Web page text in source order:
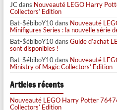
JCdans Nouveauté LEGO Harry
Collectors’ Edition
Bat-$ébiboY10dans Nouveauté
Minifigures Series : la nouvelle série
Bat-$ébiboY10dans Guide d’achat
sont disponibles !
Bat-$ébiboY10dans Nouveauté
Ministry of Magic Collectors’ Edition
Articles récents
Nouveauté LEGO Harry Potter
Collectors’ Edition